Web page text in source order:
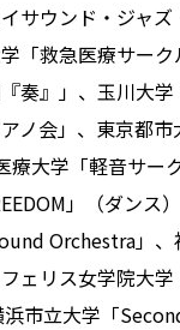
サウンド・ジャズ
「救急医療サー
奏』」、玉川大学
ノ会」、東京都市
療大学「軽音サー
」（ダンス
Orchestra」、
ェリス女学院大
市立大学「